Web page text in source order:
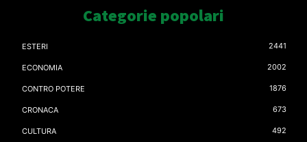
Categorie popolari
ESTERI 2441
ECONOMIA 2002
CONTRO POTERE 1876
CRONACA 673
CULTURA 492